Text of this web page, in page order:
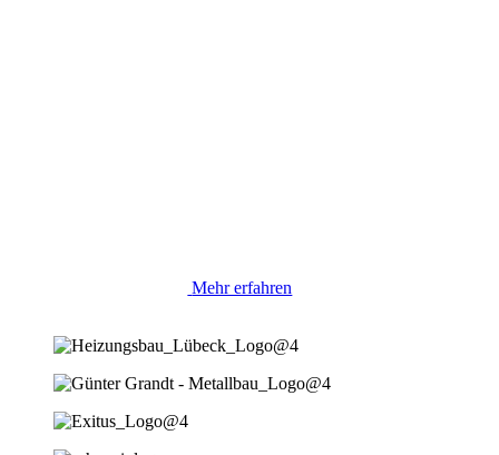
Mehr erfahren